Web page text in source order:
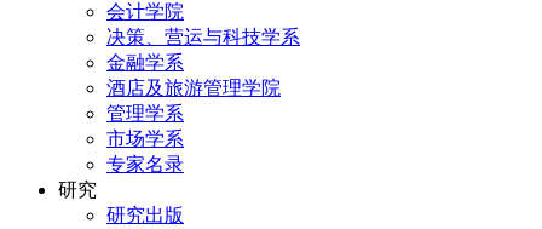
会计学院
决策、营运与科技学系
金融学系
酒店及旅游管理学院
管理学系
市场学系
专家名录
研究
研究出版